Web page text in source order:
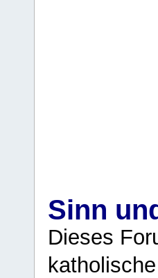
Sinn
Dieses